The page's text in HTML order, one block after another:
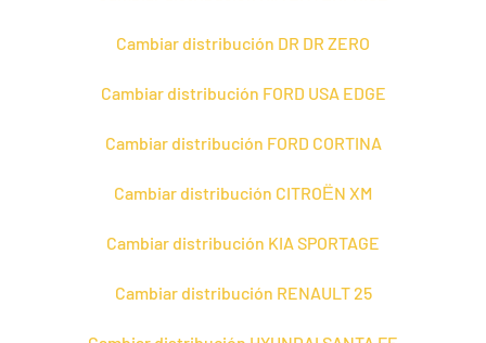
Cambiar distribución DR DR ZERO
Cambiar distribución FORD USA EDGE
Cambiar distribución FORD CORTINA
Cambiar distribución CITROЁN XM
Cambiar distribución KIA SPORTAGE
Cambiar distribución RENAULT 25